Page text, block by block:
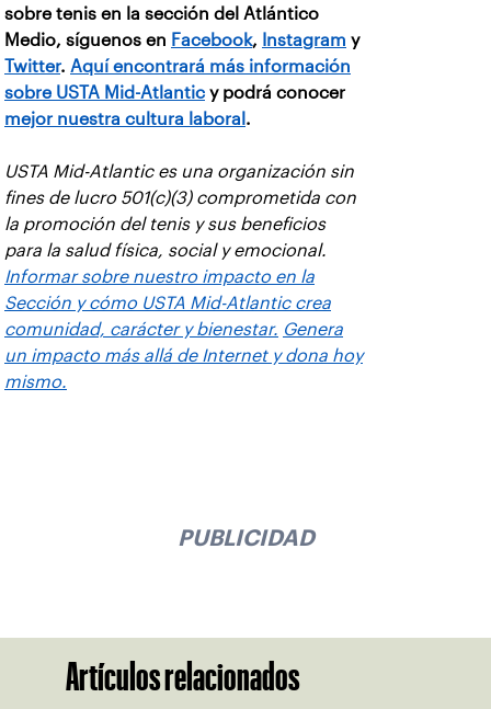
sobre tenis en la sección del Atlántico
Medio, síguenos en Facebook, Instagram y
Twitter. Aquí encontrará más información
sobre USTA Mid-Atlantic y podrá conocer
mejor nuestra cultura laboral .
USTA Mid-Atlantic es una organización sin
fines de lucro 501(c)(3) comprometida con
la promoción del tenis y sus beneficios
para la salud física, social y emocional.
Informar sobre nuestro impacto en la
Sección y cómo USTA Mid-Atlantic crea
comunidad, carácter y bienestar. Genera
un impacto más allá de Internet y dona hoy
mismo.
PUBLICIDAD
Artículos relacionados